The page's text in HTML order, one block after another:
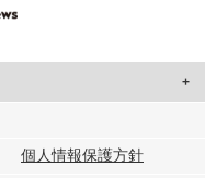
合わせたコンテンツや広告の
個人情報保護方針